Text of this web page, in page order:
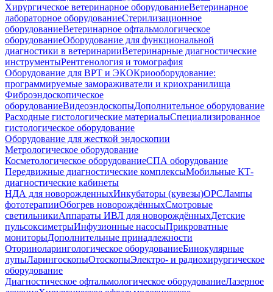
Хирургическое ветеринарное оборудованиеВетеринарное
лабораторное оборудованиеСтерилизационное
оборудованиеВетеринарное офтальмологическое
оборудованиеОборудование для функциональной
диагностики в ветеринарииВетеринарные диагностические
инструментыРентгенология и томография
Оборудование для ВРТ и ЭКОКриооборудование:
программируемые замораживатели и криохранилища
Фиброэндоскопическое
оборудованиеВидеоэндоскопыДополнительное оборудование
Расходные гистологические материалыСпециализированное
гистологическое оборудование
Оборудование для жесткой эндоскопии
Метрологическое оборудование
Косметологическое оборудованиеСПА оборудование
Передвижные диагностические комплексыМобильные КТ-
диагностические кабинеты
НДА для новорожденныхИнкубаторы (кувезы)ОРСЛампы
фототерапииОбогрев новорождённыхСмотровые
светильникиАппараты ИВЛ для новорождённыхДетские
пульсоксиметрыИнфузионные насосыПрикроватные
мониторыДополнительные принадлежности
Оториноларингологическое оборудованиеБинокулярные
лупыЛарингоскопыОтоскопыЭлектро- и радиохирургическое
оборудование
Диагностическое офтальмологическое оборудованиеЛазерное